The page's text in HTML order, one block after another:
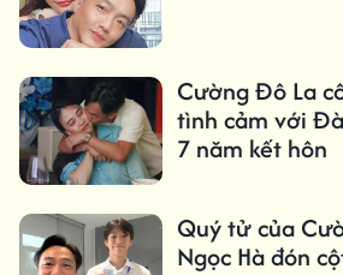
Cường Đô La
tình cảm với
7 năm kết hôn
Quý tử của
Ngọc Hà đón